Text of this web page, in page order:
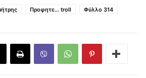
Προφητε... troll Φύλλο 314